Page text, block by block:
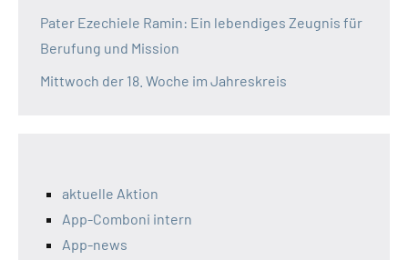
Pater Ezechiele Ramin: Ein lebendiges Zeugnis für
Berufung und Mission
Mittwoch der 18. Woche im Jahreskreis
aktuelle Aktion
App-Comboni intern
App-news